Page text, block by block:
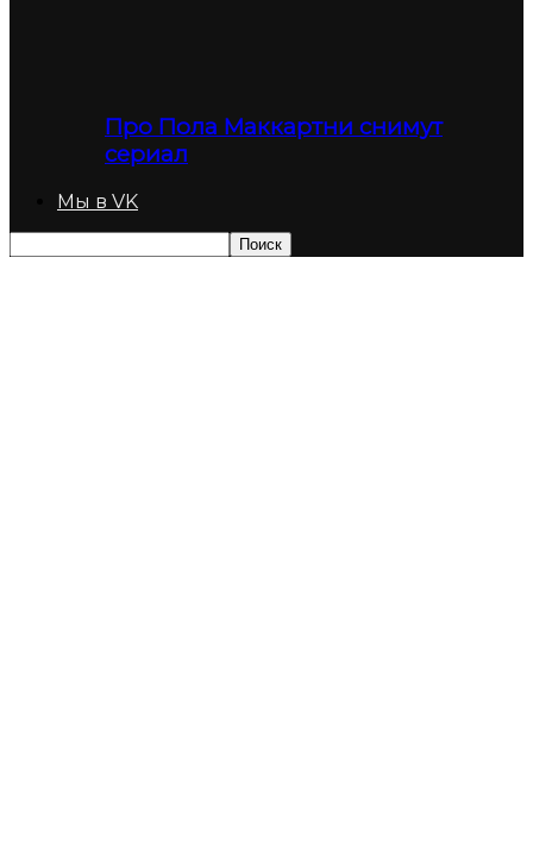
Про Пола Маккартни снимут
сериал
Мы в VK